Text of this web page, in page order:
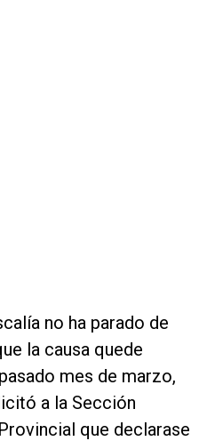
no ha parado de
la causa quede
mes de marzo,
a la Sección
que declarase